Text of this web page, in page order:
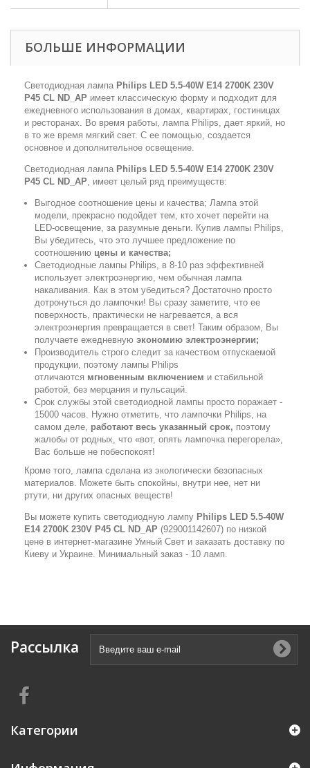
БОЛЬШЕ ИНФОРМАЦИИ
Светодиодная лампа Philips LED 5.5-40W E14 2700K 230V
P45 CL ND_AP имеет классическую форму и подходит для
ежедневного использования в домах, квартирах, гостиницах
и ресторанах. Во время работы, лампа Philips, дает яркий, но
в то же время мягкий свет. С ее помощью, создается
основное и дополнительное освещение.
Светодиодная лампа Philips LED 5.5-40W E14 2700K 230V
P45 CL ND_AP, имеет целый ряд преимуществ:
Выгодное соотношение цены и качества; Лампа этой
модели, прекрасно подойдет тем, кто хочет перейти на
LED-освещение, за разумные деньги. Купив лампы Philips,
Вы убедитесь, что это лучшее предложение по
соотношению цены и качества;
Светодиодные лампы Philips, в 8-10 раз эффективней
использует электроэнергию, чем обычная лампа
накаливания. Как в этом убедиться? Достаточно просто
дотронуться до лампочки! Вы сразу заметите, что ее
поверхность, практически не нагревается, а вся
электроэнергия превращается в свет! Таким образом, Вы
получаете ежедневную экономию электроэнергии;
Производитель строго следит за качеством отпускаемой
продукции, поэтому лампы Philips
отличаются мгновенным включением и стабильной
работой, без мерцания и пульсаций.
Срок службы этой светодиодной лампы просто поражает -
15000 часов. Нужно отметить, что лампочки Philips, на
самом деле, работают весь указанный срок, поэтому
жалобы от родных, что «вот, опять лампочка перегорела»,
Вас больше не побеспокоят!
Кроме того, лампа сделана из экологически безопасных
материалов. Можете быть спокойны, внутри нее, нет ни
ртути, ни других опасных веществ!
Вы можете купить светодиодную лампу Philips LED 5.5-40W
E14 2700K 230V P45 CL ND_AP (929001142607) по низкой
цене в интернет-магазине Умный Свет и заказать доставку по
Киеву и Украине. Минимальный заказ - 10 ламп.
Рассылка
Категории